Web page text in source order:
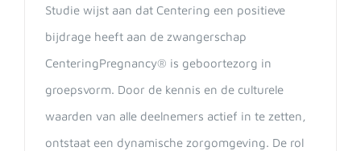
Studie wijst aan dat Centering een positieve
bijdrage heeft aan de zwangerschap
CenteringPregnancy® is geboortezorg in
groepsvorm. Door de kennis en de culturele
waarden van alle deelnemers actief in te zetten,
ontstaat een dynamische zorgomgeving. De rol